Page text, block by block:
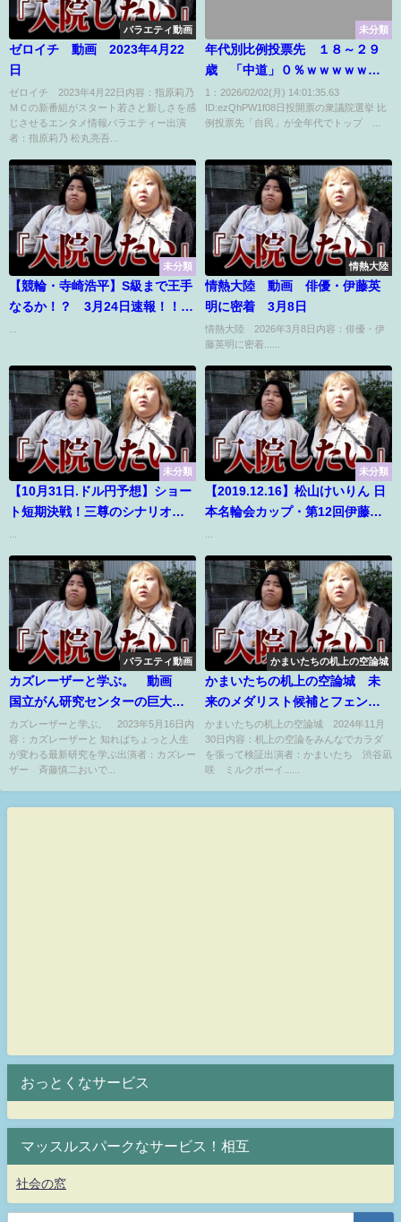
バラエティ動画
ゼロイチ 動画 2023年4月22
日
ゼロイチ 2023年4月22日内容：指原莉乃
ＭＣの新番組がスタート若さと新しさを感
じさせるエンタメ情報バラエティー出演
者：指原莉乃 松丸亮吾...
未分類
年代別比例投票先 １８～２９
歳 「中道」０％ｗｗｗｗｗｗ
ｗｗｗｗｗｗｗｗｗｗｗｗｗｗ
1：2026/02/02(月) 14:01:35.63
ID:ezQhPW1f08日投開票の衆議院選挙 比
例投票先「自民」が全年代でトップ ...
未分類
【競輪・寺崎浩平】S級まで王手
なるか！？ 3月24日速報！！名
情熱大陸
情熱大陸 動画 俳優・伊藤英
明に密着 3月8日
情熱大陸 2026年3月8日内容：俳優・伊
藤英明に密着......
未分類
【10月31日.ドル円予想】ショー
ト短期決戦！三尊のシナリオを
FXトレードを毎日更新！】
未分類
【2019.12.16】松山けいりん 日
本名輪会カップ・第12回伊藤豊
バラエティ動画
カズレーザーと学ぶ。 動画
国立がん研究センターの巨大施
設にTV初潜入 5月16日
カズレーザーと学ぶ。 2023年5月16日内
容：カズレーザーと 知ればちょっと人生
が変わる最新研究を学ぶ出演者：カズレー
ザー 斉藤慎二おいで...
かまいたちの机上の空論城
かまいたちの机上の空論城 未
来のメダリスト候補とフェンシ
ング対決 11月30日
かまいたちの机上の空論城 2024年11月
30日内容：机上の空論をみんなでカラダ
を張って検証出演者：かまいたち 渋谷凪
咲 ミルクボーイ......
おっとくなサービス
マッスルスパークなサービス！相互
社会の窓